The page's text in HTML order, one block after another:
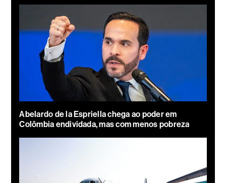
Abelardo de la Espriella chega ao poder em
Colômbia endividada, mas com menos pobreza